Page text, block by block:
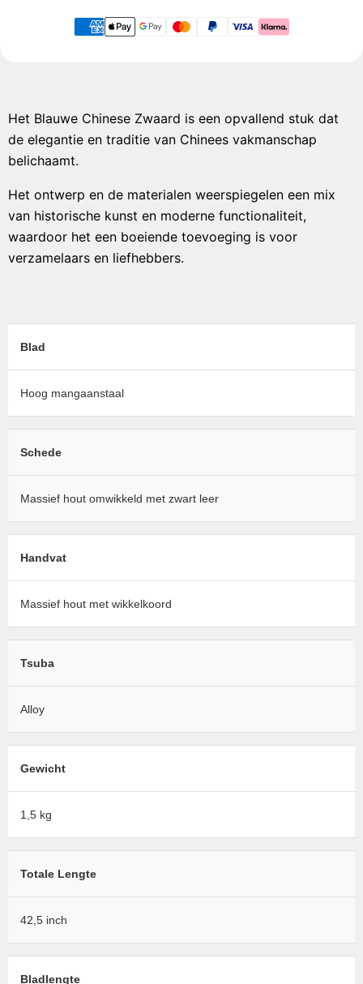
Het Blauwe Chinese Zwaard is een opvallend stuk dat
de elegantie en traditie van Chinees vakmanschap
belichaamt.
Het ontwerp en de materialen weerspiegelen een mix
van historische kunst en moderne functionaliteit,
waardoor het een boeiende toevoeging is voor
verzamelaars en liefhebbers.
Blad
Hoog mangaanstaal
Schede
Massief hout omwikkeld met zwart leer
Handvat
Massief hout met wikkelkoord
Tsuba
Alloy
Gewicht
1,5 kg
Totale Lengte
42,5 inch
Bladlengte